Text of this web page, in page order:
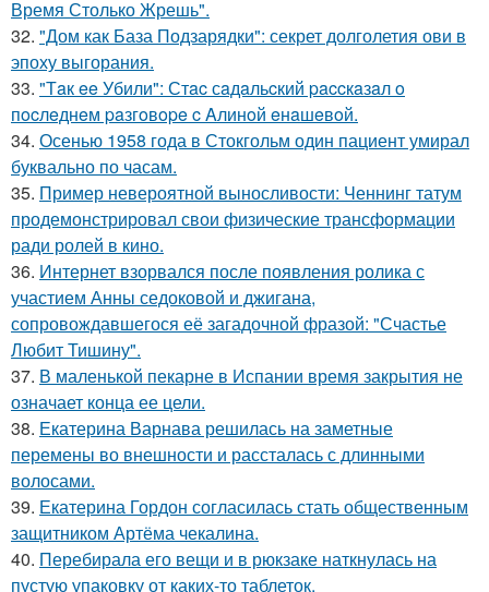
Время Столько Жрешь".
32. "Дом как База Подзарядки": секрет долголетия ови в
эпоху выгорания.
33. "Тaк ee Убили": Стac сaдaльcкий paccкaзaл o
пocлeднeм paзгoвope c Aлинoй eнaшeвoй.
34. Осенью 1958 года в Стокгольм один пациент умирал
буквально по часам.
35. Пример невероятной выносливости: Ченнинг татум
продемонстрировал свои физические трансформации
ради ролей в кино.
36. Интернет взорвался после появления ролика с
участием Анны седоковой и джигана,
сопровождавшегося её загадочной фразой: "Счастье
Любит Тишину".
37. В маленькой пекарне в Испании время закрытия не
означает конца ее цели.
38. Екатерина Варнава решилась на заметные
перемены во внешности и рассталась с длинными
волосами.
39. Екатерина Гордон согласилась стать общественным
защитником Артёма чекалина.
40. Перебирала его вещи и в рюкзаке наткнулась на
пустую упаковку от каких-то таблеток.